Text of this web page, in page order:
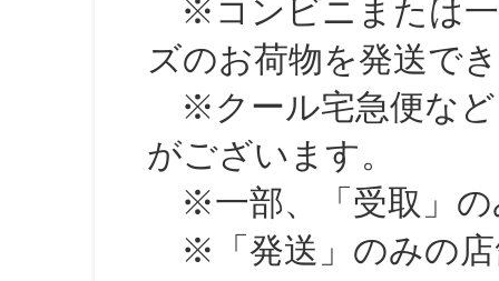
※コンビニまたは一
ズのお荷物を発送で
※クール宅急便など
がございます。
※一部、「受取」の
※「発送」のみの店